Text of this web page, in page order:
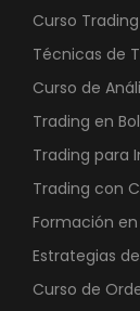
Curso
Técnicas de
Curso de
Trading en
Trading para
Trading con
Formación
Estrategias
Curso de